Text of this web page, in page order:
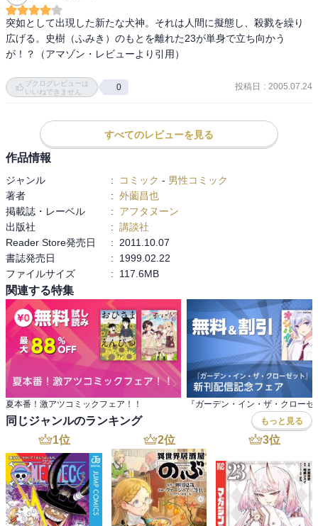
突如として出現した新たな犬神。それは人間に擬態し、殺戮を繰り
広げる。史樹（ふみき）のもとを離れた23が単身で立ち向かう
が！？（アマゾン・レビューより引用）
ブクログレビューは
いいねできません
0 投稿日 : 2005.07.24
すべてのレビューを見る
作品情報
ジャンル : コミック - 男性コミック
著者
: 外薗昌也
掲載誌・レーベル
:
アフタヌーン
出版社
: 講談社
Reader Store発売日
:
2011.10.07
書誌発売日
:
1999.02.22
ファイルサイズ
: 117.6MB
関連する特集
夏本番！激アツコミックフェア！！
同じジャンルのランキング もっと見る
1位 2位 3位